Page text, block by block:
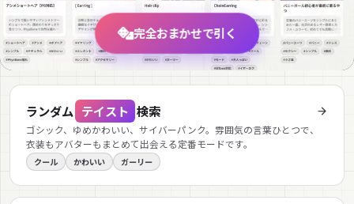
完全おまかせで引く
ランダム テイスト 検索
ゴシック、ゆめかわいい、サイバーパンク。雰囲気の言葉ひとつで、
衣装もアバターもまとめて出会える定番モードです。
クール かわいい ガーリー